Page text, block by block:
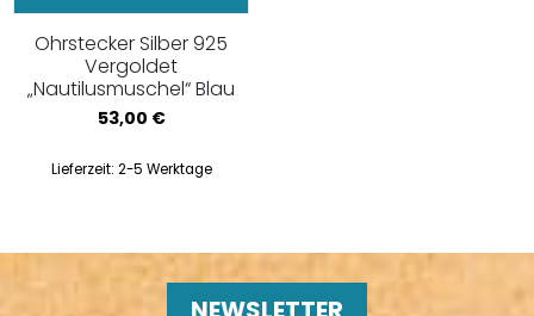
Ohrstecker Silber 925
Vergoldet
„Nautilusmuschel“ Blau
53,00 €
Lieferzeit: 2-5 Werktage